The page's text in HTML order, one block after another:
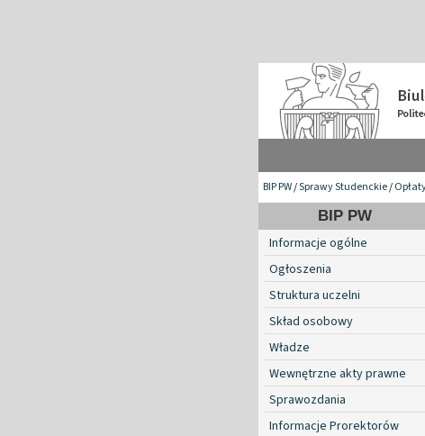
BIP PW/Sprawy Studenckie/
BIP PW
Informacje ogólne
Ogłoszenia
Struktura uczelni
Skład osobowy
Władze
Wewnętrzne akty prawne
Sprawozdania
Informacje Prorektorów